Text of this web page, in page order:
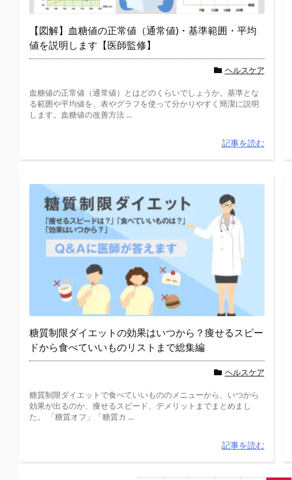
【図解】血糖値の正常値（通常値)・基準範囲・平均
値を説明します【医師監修】
ヘルスケア
血糖値の正常値（通常値）とはどのくらいでしょうか。基準とな
る範囲や平均値を、表やグラフを使って分かりやすく簡潔に説明
します。血糖値の改善方法 ...
記事を読む
糖質制限ダイエットの効果はいつから？痩せるスピー
ドから食べていいものリストまで総集編
ヘルスケア
糖質制限ダイエットで食べていいもののメニューから、いつから
効果が出るのか、痩せるスピード、デメリットまでまとめまし
た。 「糖質オフ」「糖質カ ...
記事を読む